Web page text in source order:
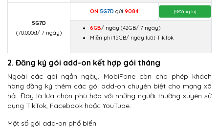
5G7D
(70.000đ/ 7 ngày)
ON 5G7D gửi 9084 Đăng ký
6GB/ ngày (42GB/ 7 ngày)
Miễn phí 15GB/ ngày lướt TikTok
2. Đăng ký gói add-on kết hợp gói tháng
Ngoài các gói ngắn ngày, MobiFone còn cho phép khách
hàng đăng ký thêm các gói add-on chuyên biệt cho mạng xã
hội. Đây là lựa chọn phù hợp với những người thường xuyên sử
dụng TikTok, Facebook hoặc YouTube.
Một số gói add-on phổ biến: